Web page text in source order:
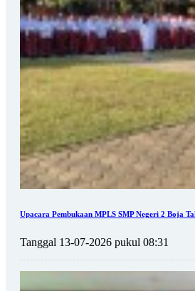
Upacara Pembukaan MPLS SMP Negeri 2 Boja
Tanggal 13-07-2026 pukul 08:31